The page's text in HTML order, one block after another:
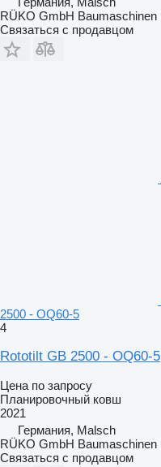
RÜKO GmbH Baumaschinen
Связаться с продавцом
2500 - OQ60-5
4
Rototilt GB 2500 - OQ60-5
Цена по запросу
Планировочный ковш
2021
Германия, Malsch
RÜKO GmbH Baumaschinen
Связаться с продавцом